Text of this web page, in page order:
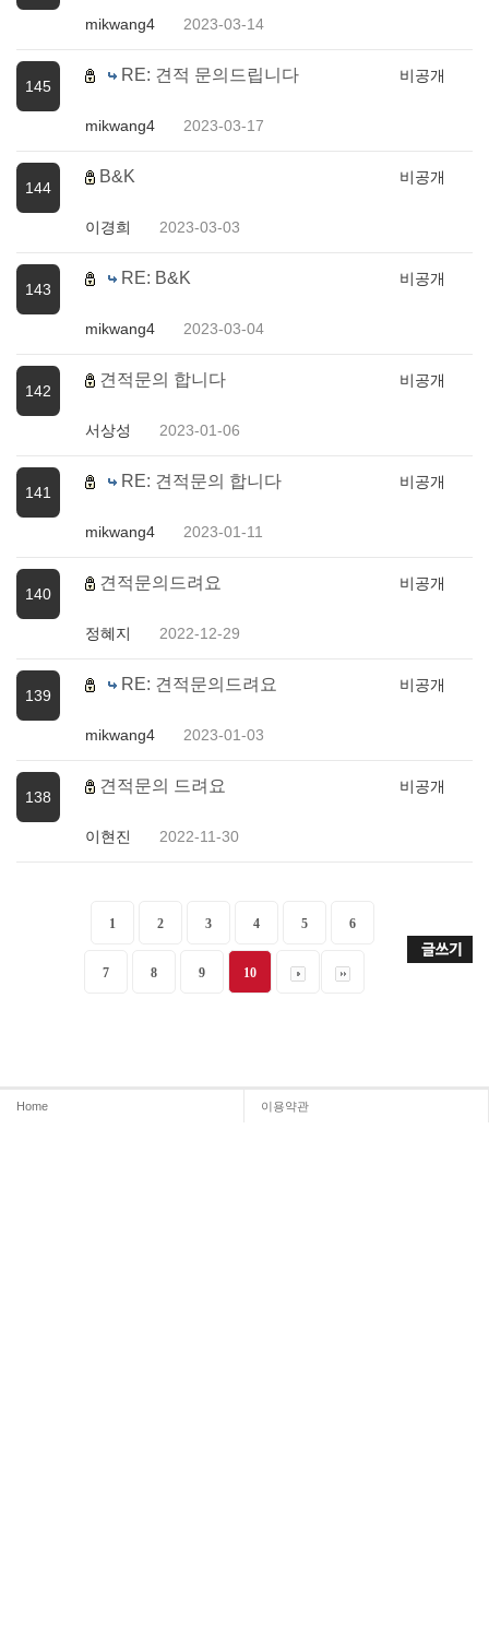
mikwang4 2023-03-14
145
RE: 견적 문의드립니다
mikwang4 2023-03-17
비공개
144
B&K
이경희 2023-03-03
비공개
143
RE: B&K
mikwang4 2023-03-04
비공개
142
견적문의 합니다
서상성 2023-01-06
비공개
141
RE: 견적문의 합니다
mikwang4 2023-01-11
비공개
140
견적문의드려요
정혜지 2022-12-29
비공개
139
RE: 견적문의드려요
mikwang4 2023-01-03
비공개
138
견적문의 드려요
이현진 2022-11-30
비공개
1 2 3 4 5 6
7 8 9 10
Home 이용약관